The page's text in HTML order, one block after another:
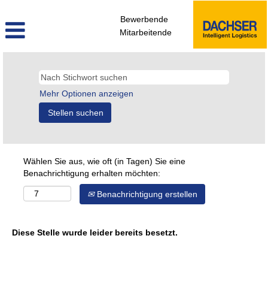
Bewerbende
Mitarbeitende
Mehr Optionen anzeigen
Wählen Sie aus, wie oft (in Tagen) Sie eine
Benachrichtigung erhalten möchten:
Benachrichtigung erstellen
Diese Stelle wurde leider bereits besetzt.